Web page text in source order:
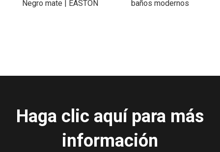
baños modernos
súper tranquilos del hotel
Haga clic aquí para más
información